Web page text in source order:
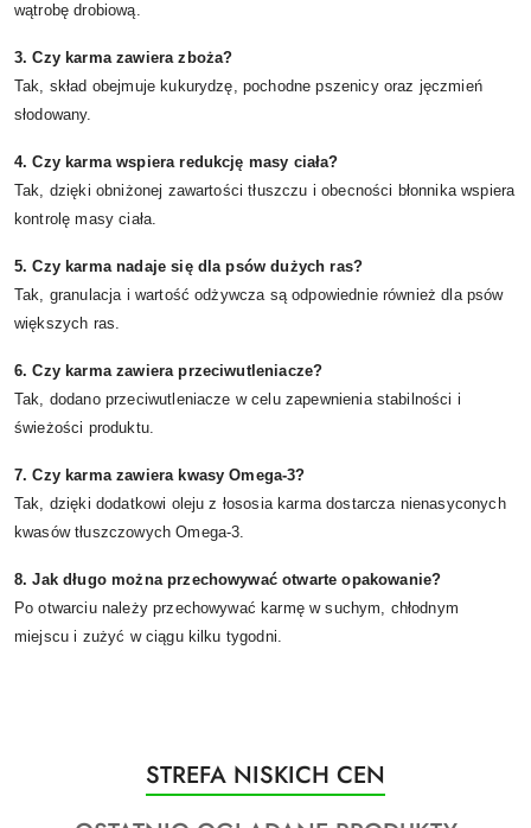
wątrobę drobiową.
3. Czy karma zawiera zboża?
Tak, skład obejmuje kukurydzę, pochodne pszenicy oraz jęczmień
słodowany.
4. Czy karma wspiera redukcję masy ciała?
Tak, dzięki obniżonej zawartości tłuszczu i obecności błonnika wspiera
kontrolę masy ciała.
5. Czy karma nadaje się dla psów dużych ras?
Tak, granulacja i wartość odżywcza są odpowiednie również dla psów
większych ras.
6. Czy karma zawiera przeciwutleniacze?
Tak, dodano przeciwutleniacze w celu zapewnienia stabilności i
świeżości produktu.
7. Czy karma zawiera kwasy Omega-3?
Tak, dzięki dodatkowi oleju z łososia karma dostarcza nienasyconych
kwasów tłuszczowych Omega-3.
8. Jak długo można przechowywać otwarte opakowanie?
Po otwarciu należy przechowywać karmę w suchym, chłodnym
miejscu i zużyć w ciągu kilku tygodni.
Pomiń karuzelę produktów
Produkty
o
STREFA NISKICH CEN